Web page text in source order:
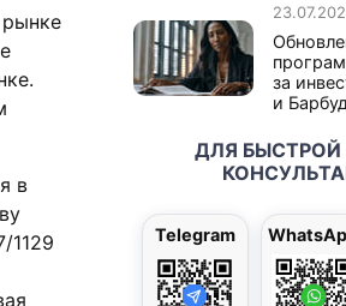
в
1129
за
и
ДЛЯ БЫСТРОЙ
Telegram